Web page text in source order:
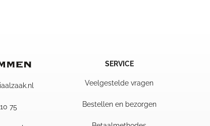
75
SERVICE
Veelgestelde vragen
Bestellen en bezorgen